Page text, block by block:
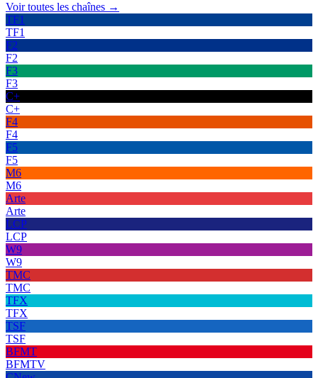
Voir toutes les chaînes →
TF1
TF1
F2
F2
F3
F3
C+
C+
F4
F4
F5
F5
M6
M6
Arte
Arte
LCP
LCP
W9
W9
TMC
TMC
TFX
TFX
TSF
TSF
BFMT
BFMTV